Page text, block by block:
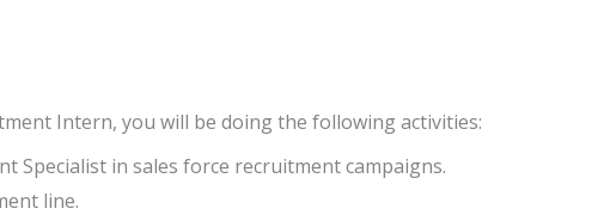
Intern, you will be doing the following activities:
Specialist in sales force recruitment campaigns.
line.